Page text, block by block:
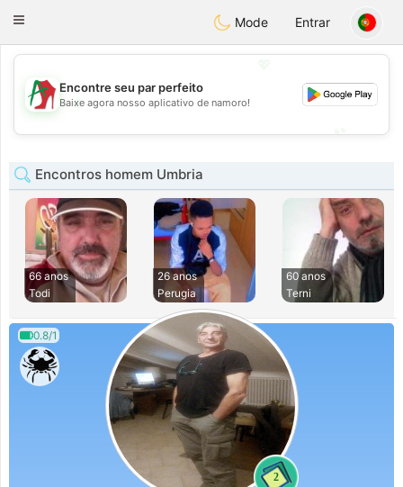
AmamiOra
Toggle
Mode Entrar
💖
💕
Encontre seu par perfeito
Baixe agora nosso aplicativo de namoro!
Encontros homem Umbria
66 anos
Todi
26 anos
Perugia
60 anos
Terni
0.8/1
2